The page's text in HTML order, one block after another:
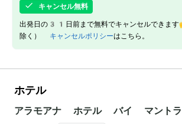
キャンセル無料
出発日の31日前まで無料でキャンセルできま
除く） キャンセルポリシーはこちら。
ホテル
アラモアナ ホテル バイ マントラ